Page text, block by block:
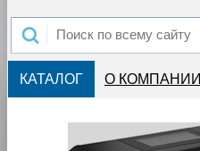
КАТАЛОГ О КОМПАНИИ